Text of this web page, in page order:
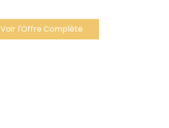
Voir l'Offre Complète